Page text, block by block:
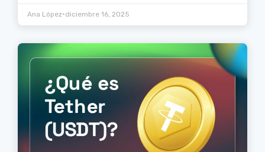
Ana López•diciembre 16, 2025